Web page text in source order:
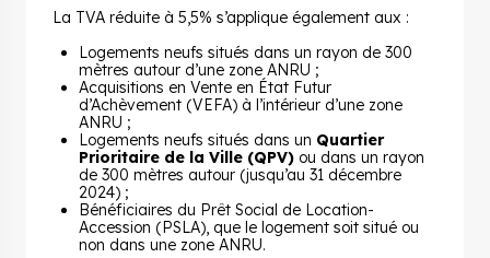
La TVA réduite à 5,5% s’applique également aux :
Logements neufs situés dans un rayon de 300
mètres autour d’une zone ANRU ;
Acquisitions en Vente en État Futur
d’Achèvement (VEFA) à l’intérieur d’une zone
ANRU ;
Logements neufs situés dans un Quartier
Prioritaire de la Ville (QPV) ou dans un rayon
de 300 mètres autour (jusqu’au 31 décembre
2024) ;
Bénéficiaires du Prêt Social de Location-
Accession (PSLA), que le logement soit situé ou
non dans une zone ANRU.